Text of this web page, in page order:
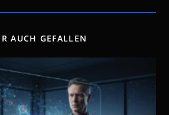
AUCH GEFALLEN